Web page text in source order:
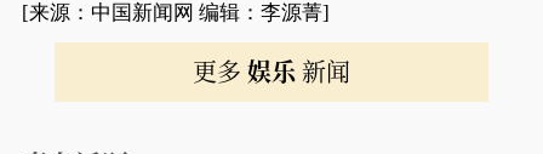
[来源：中国新闻网 编辑：李源菁]
更多 娱乐新闻